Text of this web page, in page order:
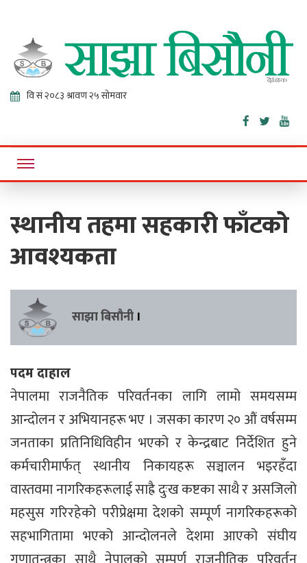
Sajha
Bisaunee
Online News Portal
स्थानीय तहमा सहकारी फाँटको
आवश्यकता
साझा बिसौनी ।
पदम दाहाल
नेपालमा राजनैतिक परिवर्तनका लागि लामो समयसम्म
आन्दोलन र अभियानहरू भए । जसका कारण २० औं वर्षसम्म
जनताका प्रतिनिधिविहीन भएको र केन्द्रबाट निर्देशित हुने
कर्मचारीमार्फत् स्थानीय निकायहरू सञ्चालन भइरहँदा
वास्तवमा नागरिकहरूलाई साह्रै दुःख कष्टका साथै र असजिलो
महसुस गरिरहेको परीप्रेक्षमा देशको सम्पूर्ण नागरिकहरूको
सहभागितामा भएको आन्दोलनले देशमा आएको संघीय